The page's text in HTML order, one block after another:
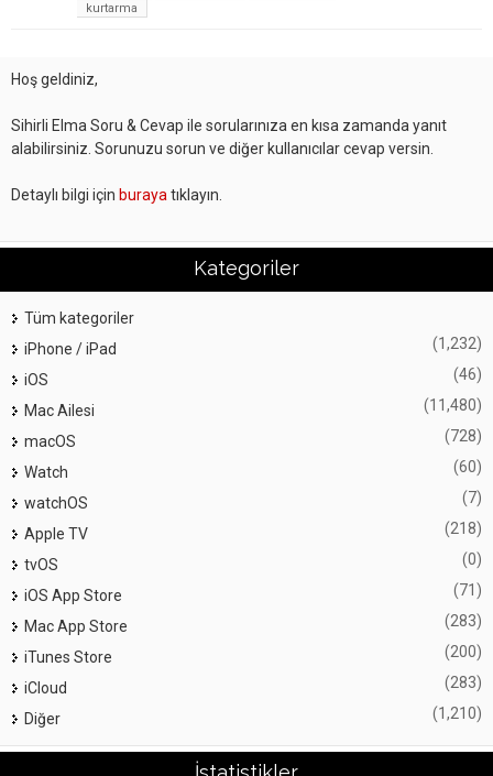
kurtarma
Hoş geldiniz,
Sihirli Elma Soru & Cevap ile sorularınıza en kısa zamanda yanıt
alabilirsiniz. Sorunuzu sorun ve diğer kullanıcılar cevap versin.
Detaylı bilgi için buraya tıklayın.
Kategoriler
Tüm kategoriler
iPhone / iPad
(1,232)
iOS (46)
Mac Ailesi (11,480)
macOS (728)
Watch (60)
watchOS (7)
Apple TV (218)
tvOS (0)
iOS App Store (71)
Mac App Store (283)
iTunes Store (200)
iCloud (283)
Diğer (1,210)